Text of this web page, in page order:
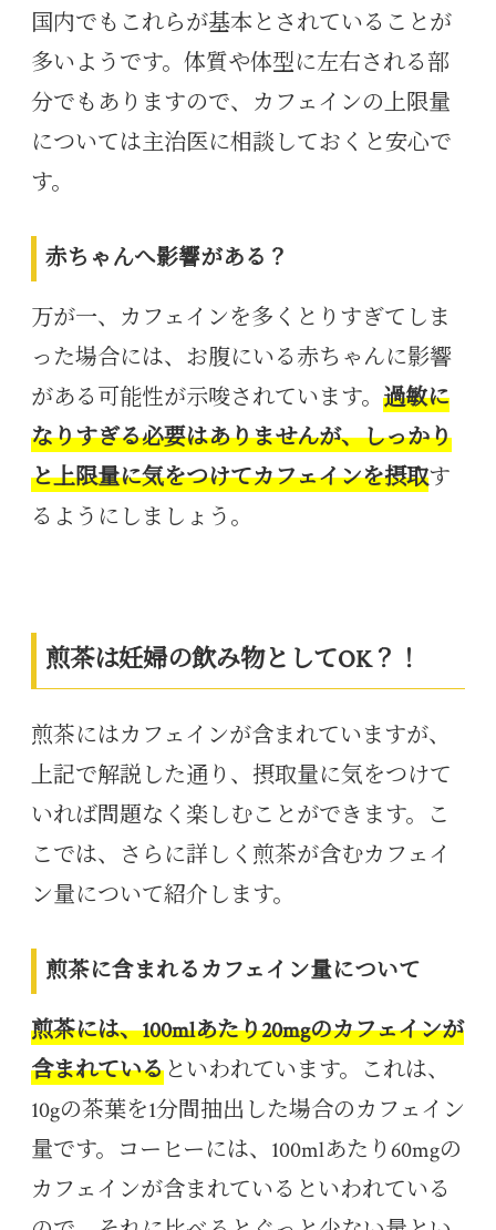
国内でもこれらが基本とされていることが
多いようです。体質や体型に左右される部
分でもありますので、カフェインの上限量
については主治医に相談しておくと安心で
す。
赤ちゃんへ影響がある？
万が一、カフェインを多くとりすぎてしま
った場合には、お腹にいる赤ちゃんに影響
がある可能性が示唆されています。 過敏に
なりすぎる必要はありませんが、しっかり
と上限量に気をつけてカフェインを摂取す
るようにしましょう。
煎茶は妊婦の飲み物としてOK？！
煎茶にはカフェインが含まれていますが、
上記で解説した通り、摂取量に気をつけて
いれば問題なく楽しむことができます。こ
こでは、さらに詳しく煎茶が含むカフェイ
ン量について紹介します。
煎茶に含まれるカフェイン量について
煎茶には、100mlあたり20mgのカフェインが
含まれているといわれています。これは、
10gの茶葉を1分間抽出した場合のカフェイン
量です。コーヒーには、100mlあたり60mgの
カフェインが含まれているといわれている